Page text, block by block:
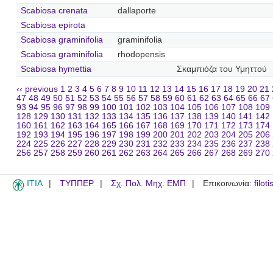
Scabiosa crenata
dallaporte
Scabiosa epirota
Scabiosa graminifolia
graminifolia
Scabiosa graminifolia
rhodopensis
Scabiosa hymettia
Σκαμπιόζα του Υμηττού
‹‹ previous 1 2 3 4 5 6 7 8 9 10 11 12 13 14 15 16 17 18 19 20 21
47 48 49 50 51 52 53 54 55 56 57 58 59 60 61 62 63 64 65 66 67
93 94 95 96 97 98 99 100 101 102 103 104 105 106 107 108 109
128 129 130 131 132 133 134 135 136 137 138 139 140 141 142
160 161 162 163 164 165 166 167 168 169 170 171 172 173 174
192 193 194 195 196 197 198 199 200 201 202 203 204 205 206
224 225 226 227 228 229 230 231 232 233 234 235 236 237 238
256 257 258 259 260 261 262 263 264 265 266 267 268 269 270
ITIA ΤΥΠΠΕΡ Σχ. Πολ. Μηχ. ΕΜΠ Επικοινωνία: